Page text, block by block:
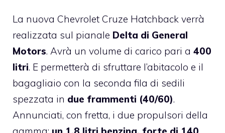
La nuova Chevrolet Cruze Hatchback verrà
realizzata sul pianale Delta di General
Motors. Avrà un volume di carico pari a 400
litri. E permetterà di sfruttare l’abitacolo e il
bagagliaio con la seconda fila di sedili
spezzata in due frammenti (40/60).
Annunciati, con fretta, i due propulsori della